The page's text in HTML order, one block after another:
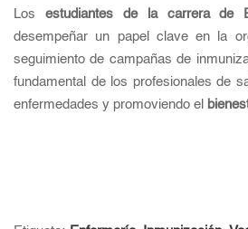
Los estudiantes de la carrera de
desempeñar un papel clave en la
seguimiento de campañas de
fundamental de los profesionales de
enfermedades y promoviendo el